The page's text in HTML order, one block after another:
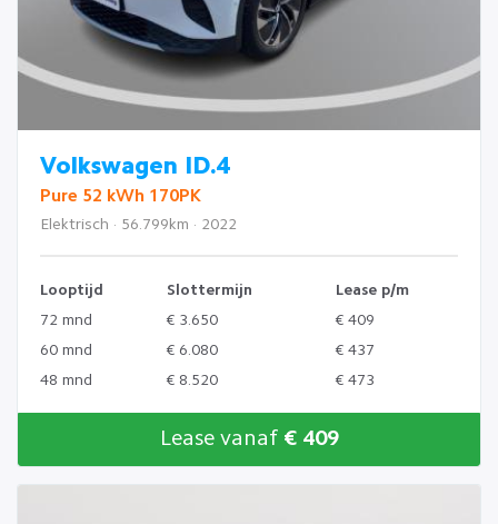
Volkswagen ID.4
Pure 52 kWh 170PK
Elektrisch · 56.799km · 2022
Looptijd Slottermijn
Lease p/m
72 mnd
€ 3.650
€ 409
60 mnd
€ 6.080
€ 437
48 mnd
€ 8.520 € 473
Lease vanaf € 409